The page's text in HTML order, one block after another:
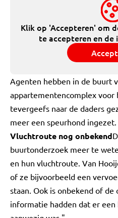
Klik op 'Accepteren' om
te accepteren en de
Agenten hebben in de buurt
appartementencomplex voor
tevergeefs naar de daders
meer een speurhond ingezet.
Vluchtroute nog onbekend
buurtonderzoek meer te
en hun vluchtroute. Van
of ze bijvoorbeeld een
staan. Ook is onbekend of
informatie hadden dat er een